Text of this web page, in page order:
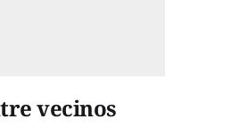
vecinos